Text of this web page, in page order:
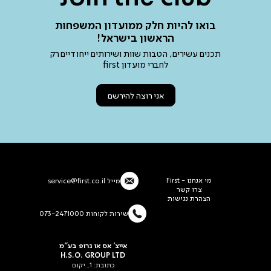
בואו להיות חלק ממועדון המשפחות
הראשון בישראל!
תכנים עשירים, הטבות שוות ושירותים ייחודיים רק
לחברי מועדון first
אני רוצה להירשם
מי אנחנו - First
צרו קשר
הצהרת נגישות
מייל service@first.co.il
שירות לקוחות 073-2471000
אייצ' אס או גרופ בע"מ
H.S.O. GROUP LTD
כתובת: 1, יקום